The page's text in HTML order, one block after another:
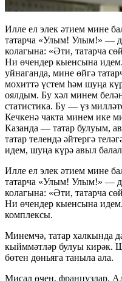
Илле ел элек әтием мине
татарча «Улым! Улым!» —
колагына: «Әти, татарча
Ни өчендер кыенсына
уйнаганда, мине өйгә
мохиттә үстем һәм шуңа
оялдым. Бу хәл минем
статистика. Бу — үз
Кечкенә чакта минем ике
Казанда — татар булуым,
татар телендә әйтергә
идем, шуңа күрә авыл
Илле ел элек әтием мине
татарча «Улым! Улым!» —
колагына: «Әти, татарча
Ни өчендер кыенсына
комплексы.
Минемчә, татар халкында
кыйммәтләр булуы кирәк.
бөтен дөньяга таныла ала.
Мисал өчен, французлар.